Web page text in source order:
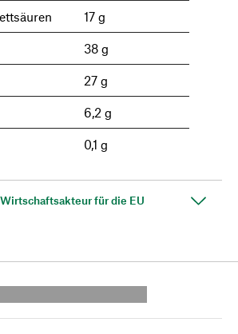
17 g
38 g
27 g
6,2 g
0,1 g
für die EU